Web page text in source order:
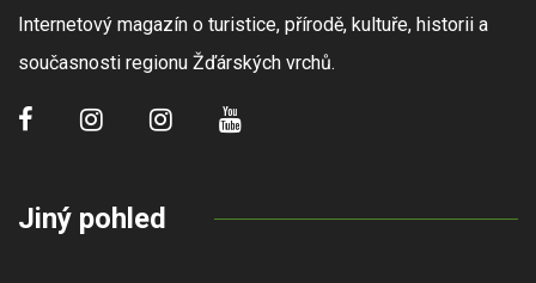
Internetový magazín o turistice, přírodě, kultuře, historii a
současnosti regionu Žďárských vrchů.
Jiný pohled